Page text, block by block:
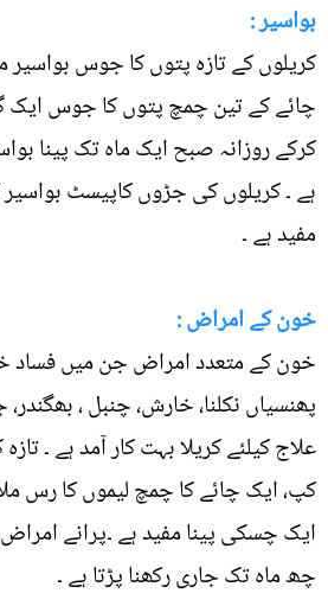
بواسیر :
کریلوں کے تازہ پتوں کا جوس بواسیر
چائے کے تین چمچ پتوں کا جوس
کرکے روزانہ صبح ایک ماہ تک پینا
ہے ۔ کریلوں کی جڑوں کاپیسٹ
مفید ہے ۔
خون کے امراض :
خون کے متعدد امراض جن میں فساد
پھنسیاں نکلنا، خارش، چنبل ،
علاج کیلئے کریلا بہت کار آمد ہے ۔
کپ، ایک چائے کا چمچ لیموں کا رس
ایک چسکی پینا مفید ہے ۔پرانے
چھ ماہ تک جاری رکھنا پڑتا ہے ۔